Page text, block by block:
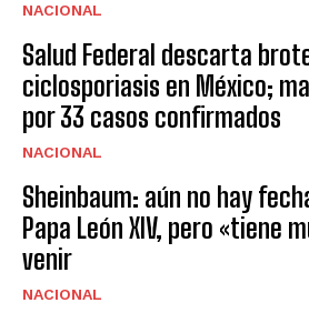
NACIONAL
Salud Federal descarta
ciclosporiasis en México;
por 33 casos confirmados
NACIONAL
Sheinbaum: aún no hay
Papa León XIV, pero «tiene
venir
NACIONAL